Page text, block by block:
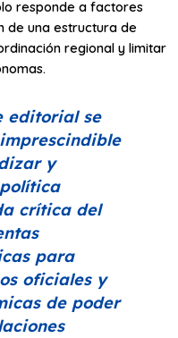
responde a factores
de una estructura de
regional y limitar
editorial se
y
crítica del
para
oficiales y
de poder